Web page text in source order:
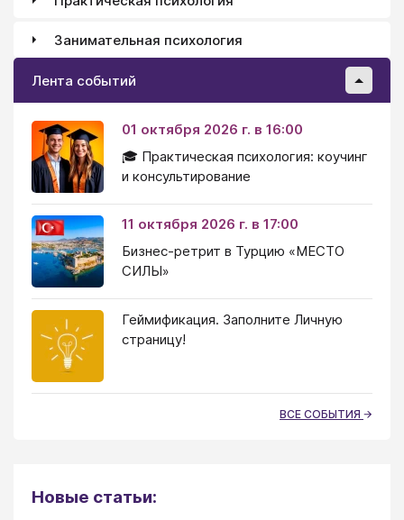
Занимательная психология
Лента событий
01 октября 2026 г. в 16:00
🎓 Практическая психология: коучинг
и консультирование
11 октября 2026 г. в 17:00
Бизнес-ретрит в Турцию «МЕСТО
СИЛЫ»
Геймификация. Заполните Личную
страницу!
ВСЕ СОБЫТИЯ
Новые статьи: